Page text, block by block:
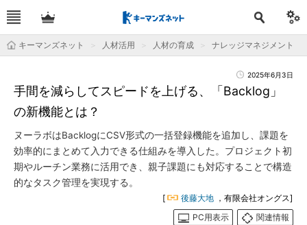
キーマンズネット 人材活用 人材の育成 ナレッジマネジメント
2025年6月3日
手間を減らしてスピードを上げる、「Backlog」
の新機能とは？
ヌーラボはBacklogにCSV形式の一括登録機能を追加し、課題を
効率的にまとめて入力できる仕組みを導入した。プロジェクト初
期やルーチン業務に活用でき、親子課題にも対応することで構造
的なタスク管理を実現する。
[ 後藤大地 ，有限会社オングス]
PC用表示
関連情報